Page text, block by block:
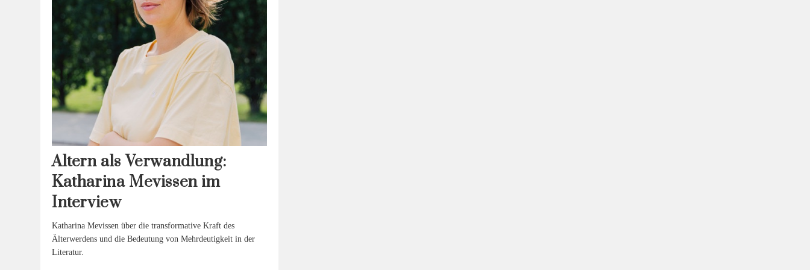
Altern als Verwandlung:
Katharina Mevissen im
Interview
Katharina Mevissen über die transformative Kraft des
Älterwerdens und die Bedeutung von Mehrdeutigkeit in der
Literatur.